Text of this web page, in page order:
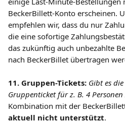
BeckerBillett-Konto erscheinen.
empfehlen wir, dass du nur
die eine sofortige
das zukünftig auch unbezahlte
nach BeckerBillet übertragen
11. Gruppen-Tickets: Gibt es
Gruppenticket für z. B. 4
Kombination mit der
aktuell nicht unterstützt.